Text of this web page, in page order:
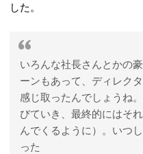
した。
いろんな社長さんとかの
ーンもあって、ディレク
感じ取ったんでしょうね
びていき、最終的にはそ
んでくるように）。いつ
った